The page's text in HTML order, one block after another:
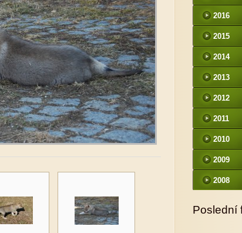
2016
2015
2014
2013
2012
2011
2010
2009
2008
Poslední